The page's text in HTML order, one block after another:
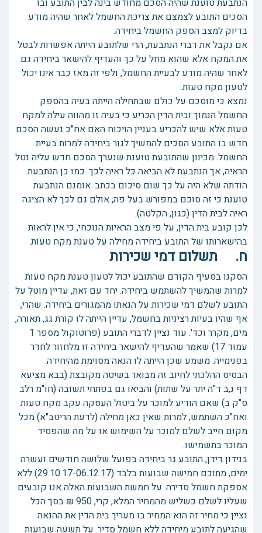
הנתבעת טוענת שהיה הסכם מחודש בינה לבין התובע ובו
הסכים התובע לצמצם את צריכת החשמל לאחר שהיה מודע
בדיוק למצב הספק החשמל ביחידה.
אם נקבל את דברי הנתבעת, הרי שלתובע הייתה אפשרות לבטל
את המקח אלא שהוא מחל על כך והעדיף להישאר ביחידה גם
לאחר שהיה מודע לבעיית החשמל, ולפי זה מאז כבר אינו יכול
לטעון מקח טעות.
נמצא כי מוסכם על כולם שבתחילה הייתה בעיה בהספק
החשמל הנמוך ובית הדין הכריע כי בעיה זו מהווה עילה למקח
טעות אלא שיש להכריע בעניין הויכוח האם אח"כ נעשה הסכם
חדש בו התובע הסכים להמשיך לגור ביחידה למרות בעיית
החשמל. מכיוון שהתובעת טוענת שנערך הסכם חדש עליה נטל
הראיה, אך הנתבעת לא הביאה כל ראיה לכך. כמו כן הנתבעת
הודתה שלא היה על כך שום סיכום בכתב. אומנם הנתבעת
טוענת כי זה סוכם במפורש בעל פה, אולם גם לכך לא הציגה
ראיה לבית הדין (כגון, הקלטה).
לכן קובע בית הדין, על פי מצב הראיות הנוכחי, כי אין לראות
בהישארותו של התובע ביחידה מחילה על טענת מקח טעות.
ח. תשלום דמי שכירות
הסקנו בסעיף הקודם שהתובע יכול לטעון טענת מקח טעות
למרות שהמשיך להשתמש ביחידה. יחד עם זאת, עדיין מוטל על
התובע לשלם דמי שכירות על הנאתו מהמגורים ביחידה. שהרי,
אף שהיו בעיות רציניות בחשמל, עדיין הייתה לו קורת גג, תאורה,
מים, מקרר וכד'. עוד נציין לדברי התובע (פרוטוקול מספר 1
עמוד 17) שאמר שהעדיף להישאר ביחידה זו מלחזור לחדר
בפנימייה. משמע שכן הייתה לו הנאה מסוימת מהיחידה.
הבסיס ההלכתי לחיוב זה מבואר בשיטה מקובצת (בבא מציעא
דף נ,ב ד"ה יתר על שתות) והביאו גם בפתחי תשובה (חו"מ רלב
ס"ק ב) שאם הודיע למוכר על ביטול העסקה עקב מקח טעות
ואח"כ השתמש, למרות שאין כאן מחילה (לדעת הריטב"א) מכל
מקום חייב לשלם למוכר על השימוש או על מה שהפסיד
המוכר בתשמישו.
בנידון דידן, התובע גר ביחידה בפועל שלושה חודשים ועשרה
ימים, מתוכם חמישה שבועות בלבד (29.10.17-06.12.17) ללא
אספקת חשמל סדירה. על חמשת השבועות האלה אנו קובעים
שעליו לשלם כשליש מהמחיר המלא, קרי, 950 ₪ בסך הכל.
נציין כי מחיר זה הוא המחיר בו מעריך בית הדין את ההנאה
שהגיעה לתובע מיחידה ללא חשמל סדיר. על תשעה שבועות